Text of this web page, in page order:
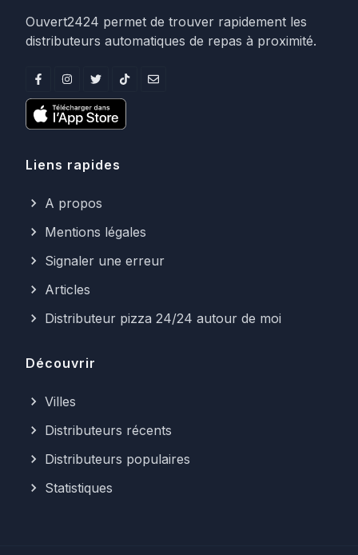
Ouvert2424 permet de trouver rapidement les
distributeurs automatiques de repas à proximité.
Liens rapides
A propos
Mentions légales
Signaler une erreur
Articles
Distributeur pizza 24/24 autour de moi
Découvrir
Villes
Distributeurs récents
Distributeurs populaires
Statistiques